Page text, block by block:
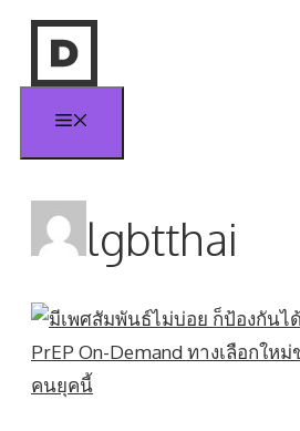
Skip
content
lgbtthai